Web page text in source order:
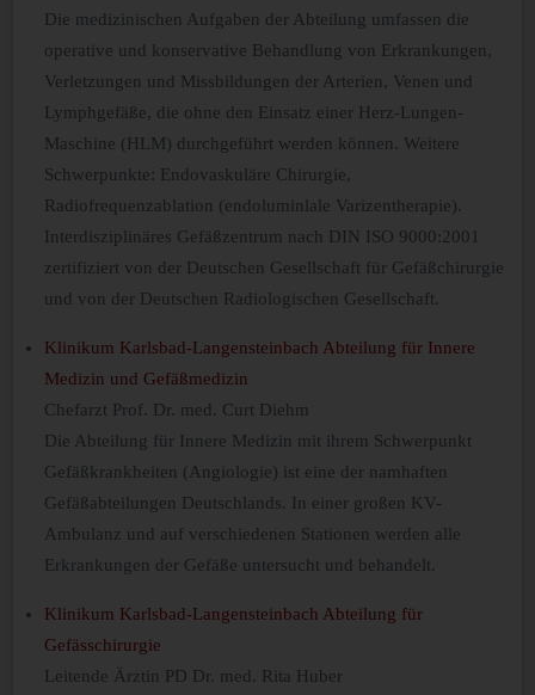
Die medizinischen Aufgaben der Abteilung umfassen die
operative und konservative Behandlung von Erkrankungen,
Verletzungen und Missbildungen der Arterien, Venen und
Lymphgefäße, die ohne den Einsatz einer Herz-Lungen-
Maschine (HLM) durchgeführt werden können. Weitere
Schwerpunkte: Endovaskuläre Chirurgie,
Radiofrequenzablation (endoluminlale Varizentherapie).
Interdisziplinäres Gefäßzentrum nach DIN ISO 9000:2001
zertifiziert von der Deutschen Gesellschaft für Gefäßchirurgie
und von der Deutschen Radiologischen Gesellschaft.
Klinikum Karlsbad-Langensteinbach Abteilung für Innere
Medizin und Gefäßmedizin
Chefarzt Prof. Dr. med. Curt Diehm
Die Abteilung für Innere Medizin mit ihrem Schwerpunkt
Gefäßkrankheiten (Angiologie) ist eine der namhaften
Gefäßabteilungen Deutschlands. In einer großen KV-
Ambulanz und auf verschiedenen Stationen werden alle
Erkrankungen der Gefäße untersucht und behandelt.
Klinikum Karlsbad-Langensteinbach Abteilung für
Gefässchirurgie
Leitende Ärztin PD Dr. med. Rita Huber